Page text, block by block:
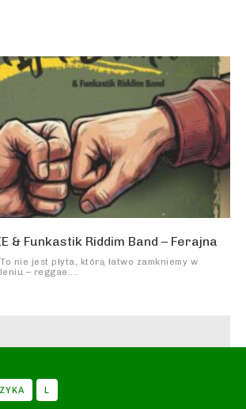
& Funkastik Riddim Band – Ferajna
– reggae....
L